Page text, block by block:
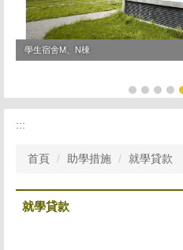
學生宿舍M、N棟
:::
首頁 助學措施 就學貸款
就學貸款